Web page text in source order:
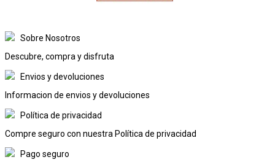
Sobre Nosotros
Descubre, compra y disfruta
Envios y devoluciones
Informacion de envios y devoluciones
Política de privacidad
Compre seguro con nuestra Política de privacidad
Pago seguro